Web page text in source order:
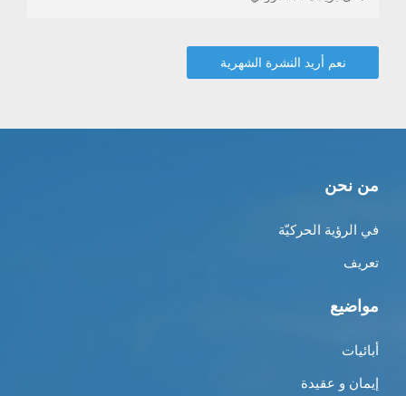
من نحن
في الرؤية الحركيّة
تعريف
مواضيع
أبائيات
إيمان و عقيدة